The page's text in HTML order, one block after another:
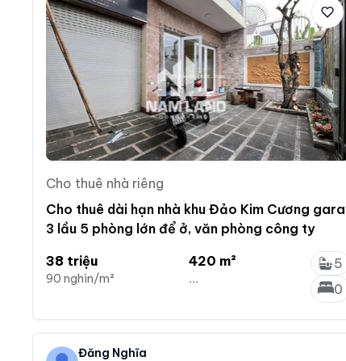
Cho thuê nhà riêng
Cho thuê dài hạn nhà khu Đảo Kim Cương gara
3 lầu 5 phòng lớn để ở, văn phòng công ty
38 triệu
90 nghìn/m²
420 m²
...
5
0
Đăng Nghĩa